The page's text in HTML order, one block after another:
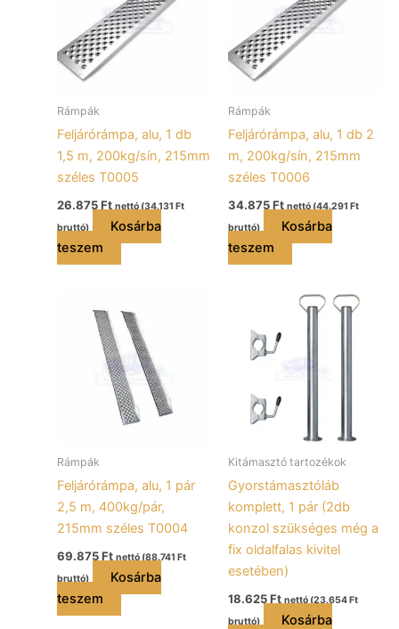
Rámpák
Feljárórámpa, alu, 1 db
1,5 m, 200kg/sín, 215mm
széles T0005
26.875Ft nettó (34.131 Ft
bruttó)
Kosárba
teszem
Rámpák
Feljárórámpa, alu, 1 db 2
m, 200kg/sín, 215mm
széles T0006
34.875Ft nettó (44.291 Ft
bruttó)
Kosárba
teszem
Rámpák
Feljárórámpa, alu, 1 pár
2,5 m, 400kg/pár,
215mm széles T0004
69.875Ft nettó (88.741 Ft
bruttó)
Kosárba
teszem
Kitámasztó tartozékok
Gyorstámasztóláb
komplett, 1 pár (2db
konzol szükséges még a
fix oldalfalas kivitel
esetében)
18.625Ft nettó (23.654Ft
bruttó)
Kosárba